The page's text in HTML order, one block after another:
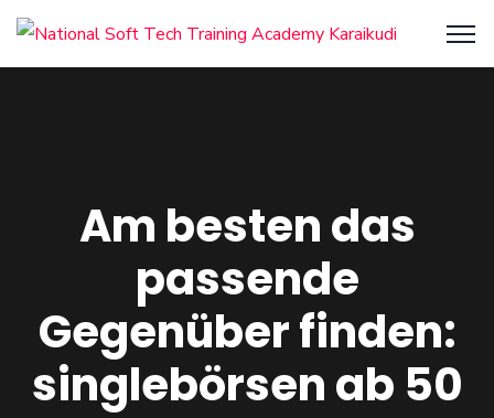
Am besten das
passende
Gegenüber finden:
singlebörsen ab 50